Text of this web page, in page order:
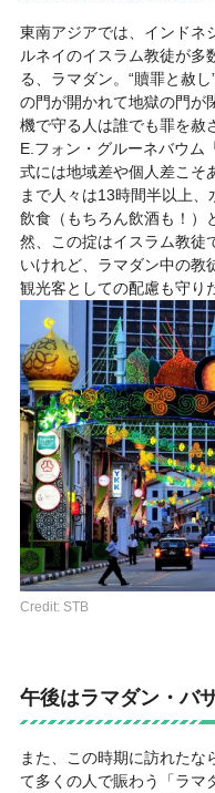
東南アジアでは、インドネ
ルネイのイスラム教徒が多
る、ラマダン。“贖罪と赦
の門が開かれて地獄の門が
機で守る人は誰でも罪を赦
E.フォン・グルーネバウム
式には地域差や個人差こそ
まで人々は13時間半以上
飲食（もちろん飲酒も！）
然、この掟はイスラム教徒
いけれど、ラマダン中の教
観光客としての配慮も守り
Credit: STB
午後はラマダン・バ
また、この時期に訪れたな
て多くの人で賑わう「ラマ